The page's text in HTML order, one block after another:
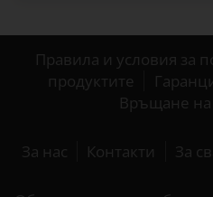
Правила и условия за
продуктите
Връщане на
За нас Контакти За